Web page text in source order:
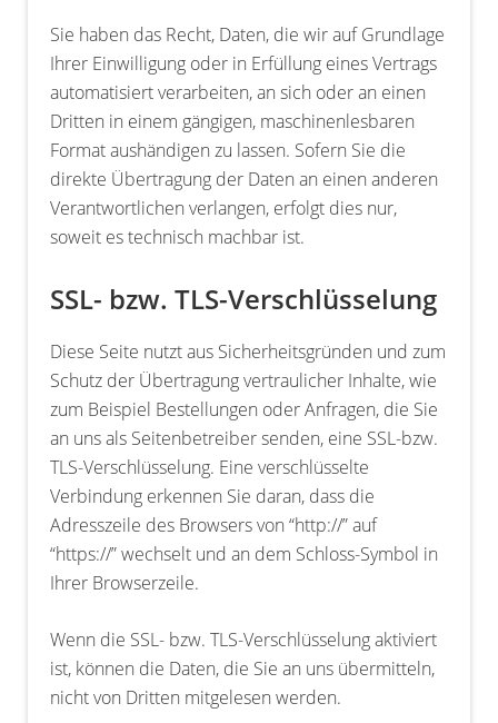
Sie haben das Recht, Daten, die wir auf Grundlage
Ihrer Einwilligung oder in Erfüllung eines Vertrags
automatisiert verarbeiten, an sich oder an einen
Dritten in einem gängigen, maschinenlesbaren
Format aushändigen zu lassen. Sofern Sie die
direkte Übertragung der Daten an einen anderen
Verantwortlichen verlangen, erfolgt dies nur,
soweit es technisch machbar ist.
SSL- bzw. TLS-Verschlüsselung
Diese Seite nutzt aus Sicherheitsgründen und zum
Schutz der Übertragung vertraulicher Inhalte, wie
zum Beispiel Bestellungen oder Anfragen, die Sie
an uns als Seitenbetreiber senden, eine SSL-bzw.
TLS-Verschlüsselung. Eine verschlüsselte
Verbindung erkennen Sie daran, dass die
Adresszeile des Browsers von “http://” auf
“https://” wechselt und an dem Schloss-Symbol in
Ihrer Browserzeile.
Wenn die SSL- bzw. TLS-Verschlüsselung aktiviert
ist, können die Daten, die Sie an uns übermitteln,
nicht von Dritten mitgelesen werden.